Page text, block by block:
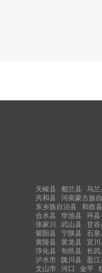
天峻县
都兰县 乌兰
共和县
河南蒙古族
东乡族自治县
和政县
合水县
华池县 环县
张家川
武山县 甘谷
紫阳县
宁陕县 石泉
黄陵县
黄龙县 宜川
淳化县
旬邑县 长武
泸水市
陇川县 盈江
文山市
河口 金平